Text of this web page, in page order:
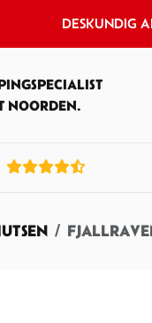
DESKUNDIG
NOORDEN.